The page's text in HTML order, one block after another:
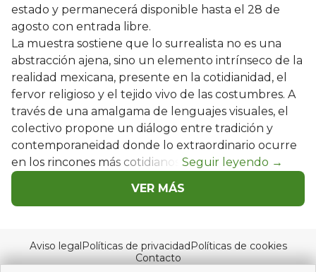
estado y permanecerá disponible hasta el 28 de
agosto con entrada libre.
La muestra sostiene que lo surrealista no es una
abstracción ajena, sino un elemento intrínseco de la
realidad mexicana, presente en la cotidianidad, el
fervor religioso y el tejido vivo de las costumbres. A
través de una amalgama de lenguajes visuales, el
colectivo propone un diálogo entre tradición y
contemporaneidad donde lo extraordinario ocurre
en los rincones más cotidianos.
VER MÁS
Aviso legalPolíticas de privacidadPolíticas de cookies
Contacto